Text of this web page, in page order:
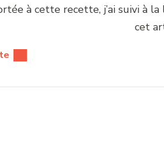
à cette recette, j’ai suivi à
cet